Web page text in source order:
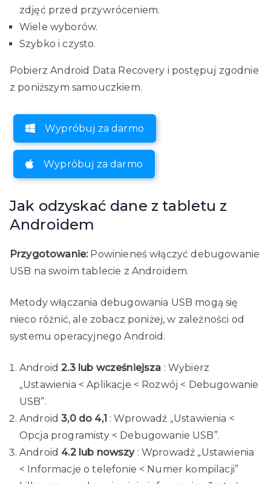
zdjęć przed przywróceniem.
Wiele wyborów.
Szybko i czysto.
Pobierz Android Data Recovery i postępuj zgodnie
z poniższym samouczkiem.
Wypróbuj za darmo
Wypróbuj za darmo
Jak odzyskać dane z tabletu z
Androidem
Przygotowanie:Powinieneś włączyć debugowanie
USB na swoim tablecie z Androidem.
Metody włączania debugowania USB mogą się
nieco różnić, ale zobacz poniżej, w zależności od
systemu operacyjnego Android.
Android2.3 lub wcześniejsza : Wybierz
„Ustawienia < Aplikacje < Rozwój < Debugowanie
USB”.
Android3,0 do 4,1 : Wprowadź „Ustawienia <
Opcja programisty < Debugowanie USB”.
Android 4.2 lub nowszy: Wprowadź „Ustawienia
< Informacje o telefonie < Numer kompilacji”